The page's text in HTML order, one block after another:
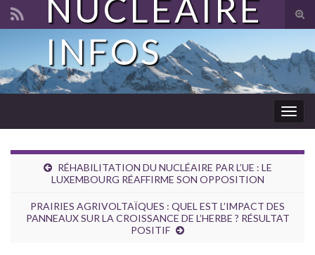
Search for:
NUCLÉAIRE
INFOS
RÉHABILITATION DU NUCLÉAIRE PAR L’UE : LE
LUXEMBOURG RÉAFFIRME SON OPPOSITION
PRAIRIES AGRIVOLTAÏQUES : QUEL EST L’IMPACT DES
PANNEAUX SUR LA CROISSANCE DE L’HERBE ? RÉSULTAT
POSITIF